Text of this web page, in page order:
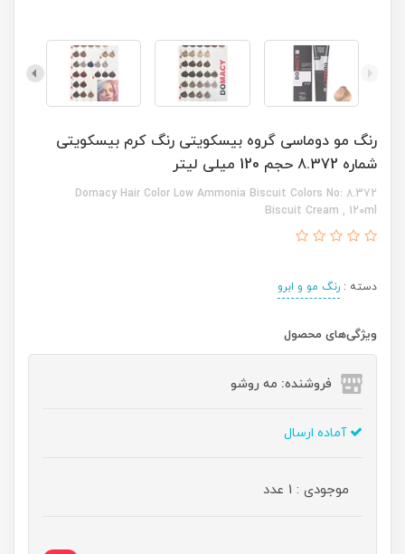
رنگ مو دوماسی گروه بیسکویتی رنگ کرم بیسکویتی
شماره 8.372 حجم 120 میلی لیتر
Domacy Hair Color Low Ammonia Biscuit Colors No: 8.372
Biscuit Cream , 120ml
دسته : رنگ مو و ابرو
ویژگی‌های محصول
فروشنده: مه رو‌شو
آماده ارسال
موجودی : 1 عدد